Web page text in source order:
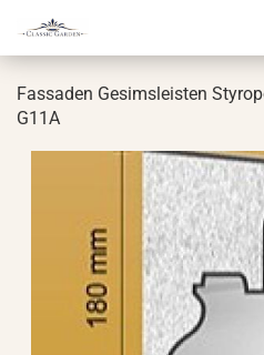
Fas­sa­den Ge­sims­leis­ten
G11A